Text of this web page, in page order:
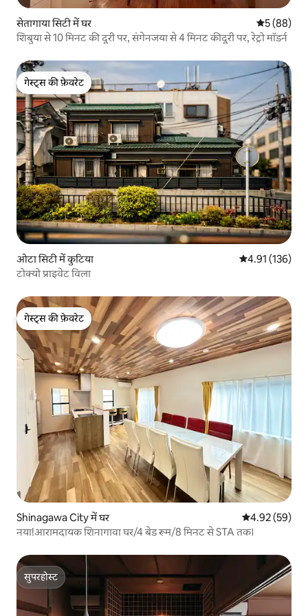
सेतागाया सिटी में घर औसत रेटिंग
5 (88)
शिबुया से 10 मिनट की दूरी पर, संगेनजया से 4 मिनट कीदूरी पर, रेट्रो मॉडर्न
गेस्ट्स की फ़ेवरेट
गेस्ट्स की फ़ेवरेट
ओटा सिटी में कुटिया औसत रेटिंग 5 में से
4.91 (136)
टोक्यो प्राइवेट विला
गेस्ट्स की फ़ेवरेट
गेस्ट्स की फ़ेवरेट
Shinagawa City में घर औसत रेटिंग 5 में
4.92 (59)
नया!आरामदायक शिनागावा घर/4 बेड रूम/8 मिनट से STA तक।
सुपरहोस्ट
सुपरहोस्ट